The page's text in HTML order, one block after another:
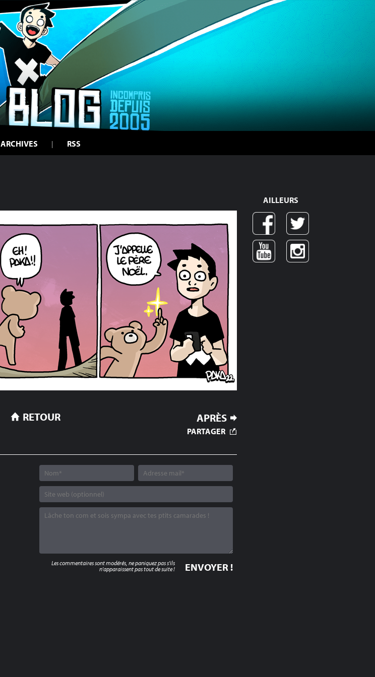
ARCHIVES RSS
APRÈS
RETOUR
PARTAGER
Les commentaires sont modérés, ne paniquez pas s'ils
n'apparaissent pas tout de suite !
AILLEURS